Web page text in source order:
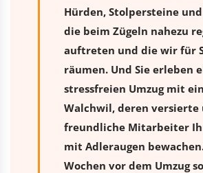
Hürden, Stolpersteine
die beim Zügeln nahezu
auftreten und die wir für
räumen. Und Sie erleben
stressfreien Umzugmit
Walchwil, deren versierte
freundliche Mitarbeiter
mit Adleraugen
Wochen vor dem Umzug